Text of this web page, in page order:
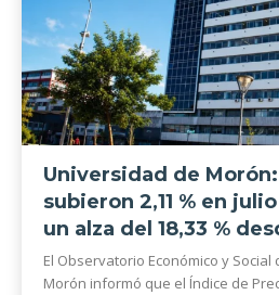
Universidad de
subieron 2,11 % en
un alza del 18,33 %
El Observatorio Económico y
Morón informó que el Índice de